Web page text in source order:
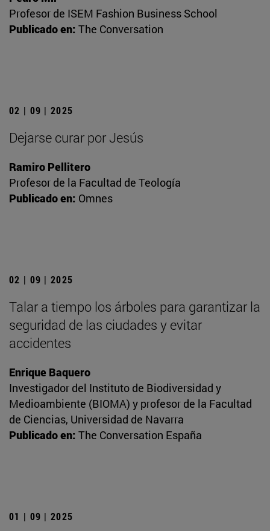
Profesor de ISEM Fashion Business School
Publicado en: The Conversation
02 | 09 | 2025
Dejarse curar por Jesús
Ramiro Pellitero
Profesor de la Facultad de Teología
Publicado en: Omnes
02 | 09 | 2025
Talar a tiempo los árboles para garantizar la
seguridad de las ciudades y evitar
accidentes
Enrique Baquero
Investigador del Instituto de Biodiversidad y
Medioambiente (BIOMA) y profesor de la Facultad
de Ciencias, Universidad de Navarra
Publicado en: The Conversation España
01 | 09 | 2025